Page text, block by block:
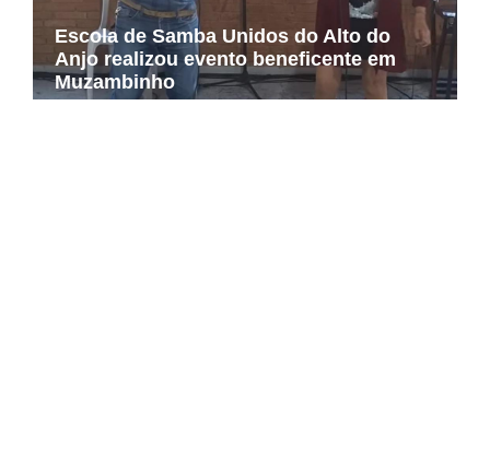
Escola de Samba Unidos do Alto do
Anjo realizou evento beneficente em
Muzambinho